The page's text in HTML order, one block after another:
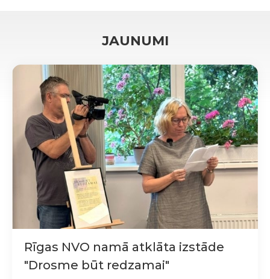
JAUNUMI
Rīgas NVO namā atklāta izstāde
"Drosme būt redzamai"